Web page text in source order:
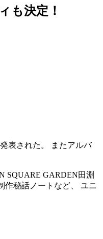
も決定！
表された。 またアルバ
SQUARE GARDEN田淵
作秘話ノートなど、 ユニ